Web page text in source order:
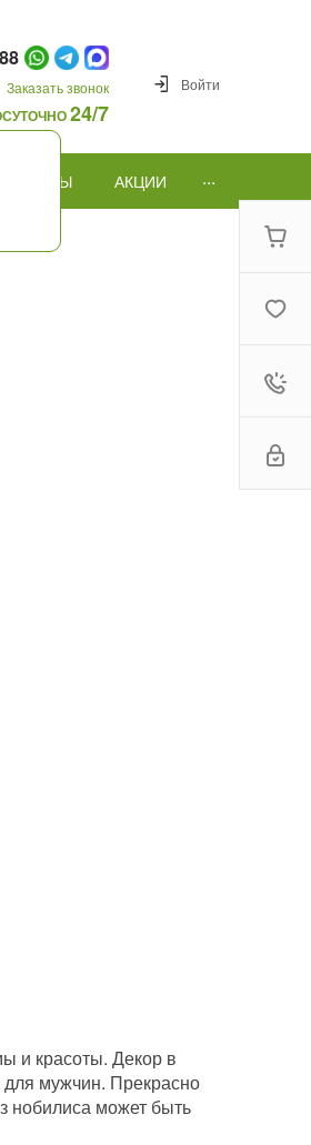
Заказать звонок
24/7
Войти
И ШАРЫ АКЦИИ ...
и красоты. Декор в
мужчин. Прекрасно
нобилиса может быть